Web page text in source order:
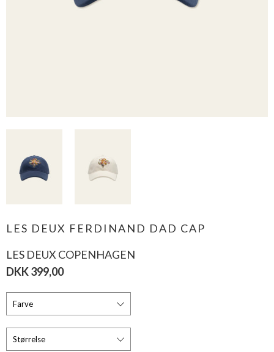
LES DEUX FERDINAND DAD CAP
LES DEUX COPENHAGEN
DKK 399,00